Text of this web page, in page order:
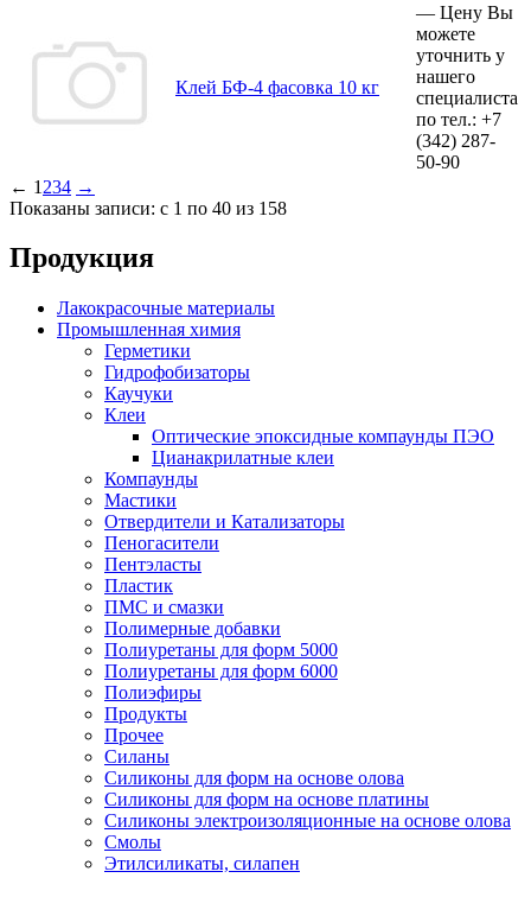
Клей БФ-4 фасовка 10 кг
— Цену Вы
можете
уточнить у
нашего
специалиста
по тел.: +7
(342) 287-
50-90
← 1 234 →
Показаны записи: с 1 по 40 из 158
Продукция
Лакокрасочные материалы
Промышленная химия
Герметики
Гидрофобизаторы
Каучуки
Клеи
Оптические эпоксидные компаунды ПЭО
Цианакрилатные клеи
Компаунды
Мастики
Отвердители и Катализаторы
Пеногасители
Пентэласты
Пластик
ПМС и смазки
Полимерные добавки
Полиуретаны для форм 5000
Полиуретаны для форм 6000
Полиэфиры
Продукты
Прочее
Силаны
Силиконы для форм на основе олова
Силиконы для форм на основе платины
Силиконы электроизоляционные на основе олова
Смолы
Этилсиликаты, силапен